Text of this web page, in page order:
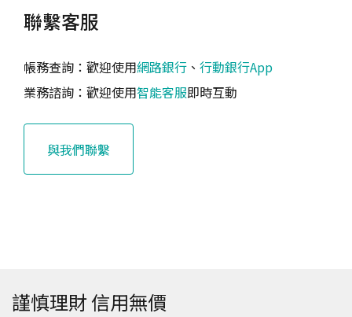
聯繫客服
帳務查詢：歡迎使用網路銀行 、 行動銀行App
業務諮詢：歡迎使用智能客服即時互動
與我們聯繫
謹慎理財 信用無價